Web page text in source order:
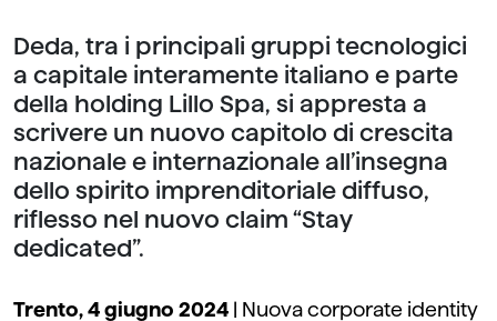
Deda, tra i principali gruppi tecnologici
a capitale interamente italiano e parte
della holding Lillo Spa, si appresta a
scrivere un nuovo capitolo di crescita
nazionale e internazionale all’insegna
dello spirito imprenditoriale diffuso,
riflesso nel nuovo claim “Stay
dedicated”.
Trento, 4 giugno 2024 | Nuova corporate identity